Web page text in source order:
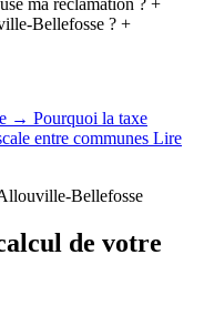
ma réclamation ?+
Bellefosse ?+
→ Pourquoi la taxe
entre communes Lire
Bellefosse
de votre